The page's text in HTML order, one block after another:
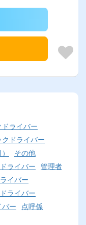
ライバー
ドライバー
その他
ライバー 管理者
イバー
ライバー
バー
点呼係